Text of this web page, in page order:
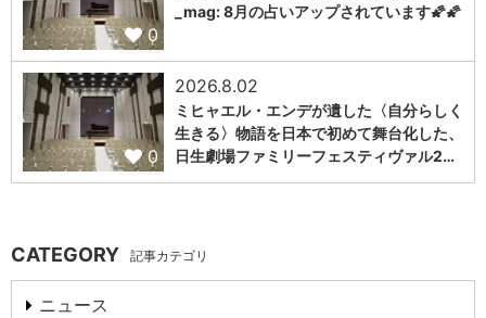
0
_mag: 8月の占いアップされています🌠🌠
0
2026.8.02
ミヒャエル・エンデが遺した〈自分らしく
生きる〉物語を日本で初めて舞台化した、
日生劇場ファミリーフェスティヴァル2…
CATEGORY 記事カテゴリ
ニュース